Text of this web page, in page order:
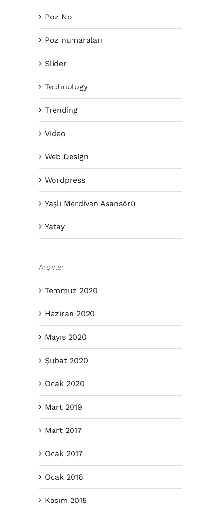
Poz No
Poz numaraları
Slider
Technology
Trending
Video
Web Design
Wordpress
Yaşlı Merdiven Asansörü
Yatay
Arşivler
Temmuz 2020
Haziran 2020
Mayıs 2020
Şubat 2020
Ocak 2020
Mart 2019
Mart 2017
Ocak 2017
Ocak 2016
Kasım 2015